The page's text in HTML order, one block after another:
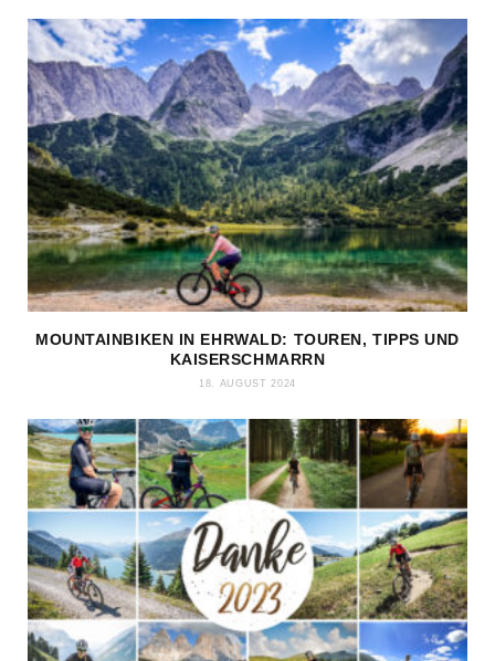
MOUNTAINBIKEN IN EHRWALD: TOUREN, TIPPS UND
KAISERSCHMARRN
18. AUGUST 2024